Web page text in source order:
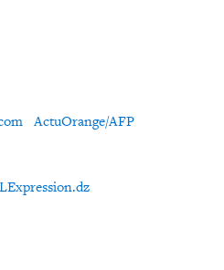
ActuOrange/AFP
LExpression.dz